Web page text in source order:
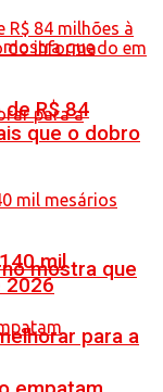
mostra que
para a
R$ 84
que o dobro
mil
2026